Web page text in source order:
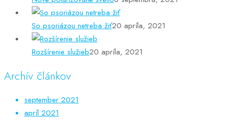
So psoriázou netreba žiť20 apríla, 2021
Rozšírenie služieb20 apríla, 2021
Archív článkov
september 2021
apríl 2021